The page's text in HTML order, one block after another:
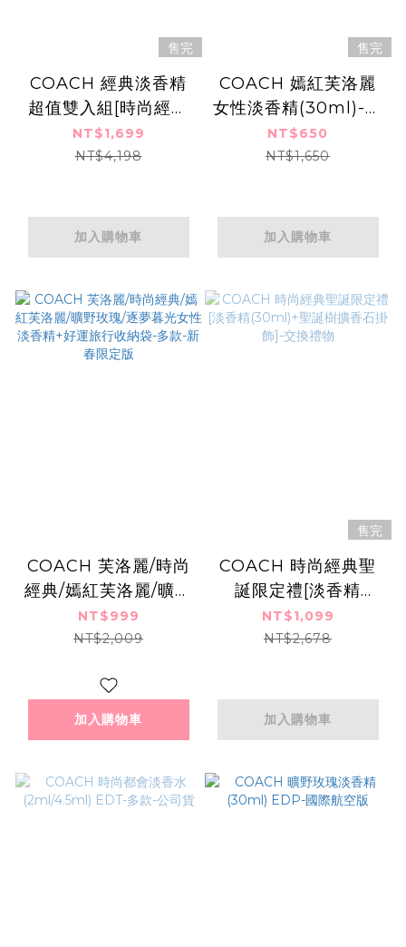
售完
COACH 經典淡香精
超值雙入組[時尚經典
+嫣紅芙洛麗]-母親節
獻禮
NT$1,699
NT$4,198
加入購物車
售完
COACH 嫣紅芙洛麗
女性淡香精(30ml)-國
際航空版
NT$650
NT$1,650
加入購物車
COACH 芙洛麗/時尚
經典/嫣紅芙洛麗/曠野
玫瑰/逐夢暮光女性淡
香精+好運旅行收納
NT$999
NT$2,009
加入購物車
售完
COACH 時尚經典聖
誕限定禮[淡香精
(30ml)+聖誕樹擴香
石掛飾]-交換禮物
NT$1,099
NT$2,678
加入購物車